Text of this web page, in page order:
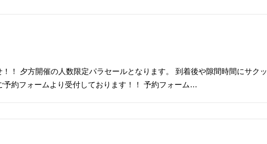
！ 夕方開催の人数限定パラセールとなります。 到着後や隙間時間にサクッ
約フォームより受付しております！！ 予約フォーム…